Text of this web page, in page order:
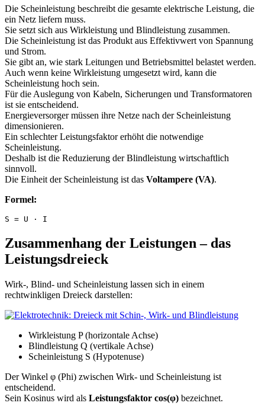
Die Scheinleistung beschreibt die gesamte elektrische Leistung, die
ein Netz liefern muss.
Sie setzt sich aus Wirkleistung und Blindleistung zusammen.
Die Scheinleistung ist das Produkt aus Effektivwert von Spannung
und Strom.
Sie gibt an, wie stark Leitungen und Betriebsmittel belastet werden.
Auch wenn keine Wirkleistung umgesetzt wird, kann die
Scheinleistung hoch sein.
Für die Auslegung von Kabeln, Sicherungen und Transformatoren
ist sie entscheidend.
Energieversorger müssen ihre Netze nach der Scheinleistung
dimensionieren.
Ein schlechter Leistungsfaktor erhöht die notwendige
Scheinleistung.
Deshalb ist die Reduzierung der Blindleistung wirtschaftlich
sinnvoll.
Die Einheit der Scheinleistung ist das Voltampere (VA).
Formel:
S = U · I
Zusammenhang der Leistungen – das
Leistungsdreieck
Wirk-, Blind- und Scheinleistung lassen sich in einem
rechtwinkligen Dreieck darstellen:
Wirkleistung P (horizontale Achse)
Blindleistung Q (vertikale Achse)
Scheinleistung S (Hypotenuse)
Der Winkel φ (Phi) zwischen Wirk- und Scheinleistung ist
entscheidend.
Sein Kosinus wird als Leistungsfaktor cos(φ) bezeichnet.